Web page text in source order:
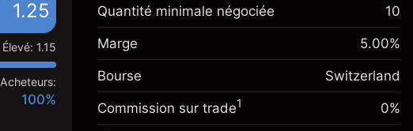
1.25
Élevé: 1.15
Acheteurs:
100%
Ajustement des fonds
Frais sur la valeur totale de la
position
-0.010826
(-CHF 2.17)
Taille de la position avec effet de levier
~CHF 20,000.00
CHF 1,000.00
Ajustement des fonds
Frais sur la valeur totale de la
-0.011396
(-CHF 2.28)
Quantité minimale négociée 10
Marge 5.00%
Bourse Switzerland
Commission sur trade1 0%